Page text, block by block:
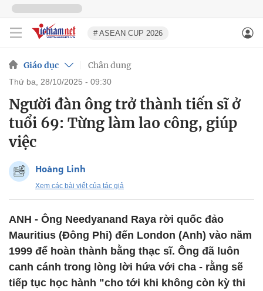
# ASEAN CUP 2026
Giáo dục Chân dung
thứ ba, 28/10/2025 - 09:30
Người đàn ông trở thành tiến sĩ ở
tuổi 69: Từng làm lao công, giúp
việc
Hoàng Linh
Xem các bài viết của tác giả
ANH - Ông Needyanand Raya rời quốc đảo
Mauritius (Đông Phi) đến London (Anh) vào năm
1999 để hoàn thành bằng thạc sĩ. Ông đã luôn
canh cánh trong lòng lời hứa với cha - rằng sẽ
tiếp tục học hành "cho tới khi không còn kỳ thi